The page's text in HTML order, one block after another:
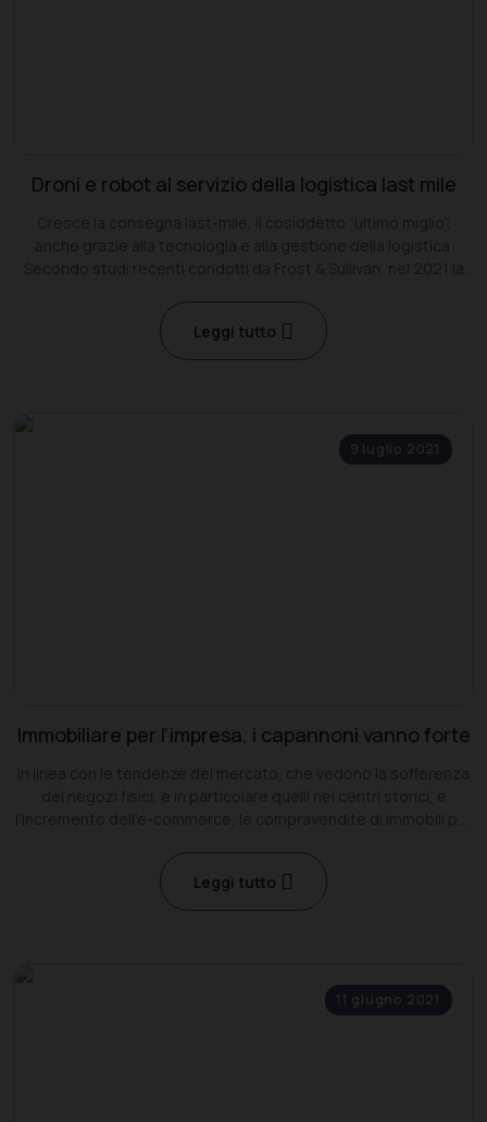
Droni e robot al servizio della logistica last mile
Cresce la consegna last-mile, il cosiddetto “ultimo miglio”,
anche grazie alla tecnologia e alla gestione della logistica.
Secondo studi recenti condotti da Frost & Sullivan, nel 2021 la
Leggi tutto
9 luglio 2021
Immobiliare per l’impresa, i capannoni vanno forte
In linea con le tendenze del mercato, che vedono la sofferenza
dei negozi fisici, e in particolare quelli nei centri storici, e
l’incremento dell’e-commerce, le compravendite di immobili per
Leggi tutto
11 giugno 2021